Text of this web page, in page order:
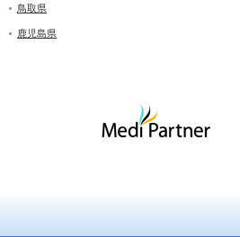
鳥取県
鹿児島県